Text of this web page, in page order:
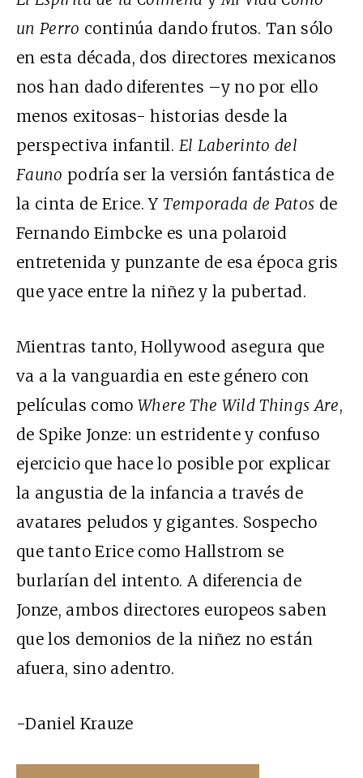
un Perro continúa dando frutos. Tan sólo
en esta década, dos directores mexicanos
nos han dado diferentes –y no por ello
menos exitosas- historias desde la
perspectiva infantil. El Laberinto del
Fauno podría ser la versión fantástica de
la cinta de Erice. YTemporada de Patos de
Fernando Eimbcke es una polaroid
entretenida y punzante de esa época gris
que yace entre la niñez y la pubertad.
Mientras tanto, Hollywood asegura que
va a la vanguardia en este género con
películas comoWhere The Wild Things Are,
de Spike Jonze: un estridente y confuso
ejercicio que hace lo posible por explicar
la angustia de la infancia a través de
avatares peludos y gigantes. Sospecho
que tanto Erice como Hallstrom se
burlarían del intento. A diferencia de
Jonze, ambos directores europeos saben
que los demonios de la niñez no están
afuera, sino adentro.
-Daniel Krauze